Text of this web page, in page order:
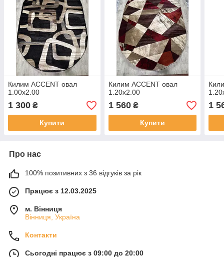
Килим ACCENT овал
1.00х2.00
1 300 ₴
Купити
Килим ACCENT овал
1.20х2.00
1 560₴
Купити
1
Про нас
100% позитивних з 36 відгуків за рік
Працює з 12.03.2025
м. Вінниця
Вінниця, Україна
Контакти
Сьогодні працює з 09:00 до 20:00